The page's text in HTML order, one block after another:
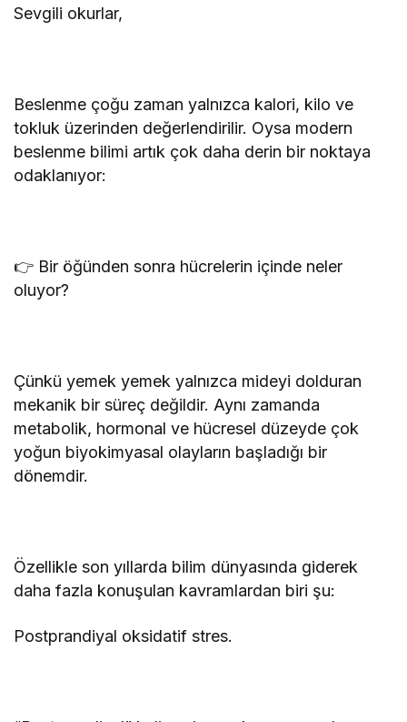
Sevgili okurlar,
Beslenme çoğu zaman yalnızca kalori, kilo ve
tokluk üzerinden değerlendirilir. Oysa modern
beslenme bilimi artık çok daha derin bir noktaya
odaklanıyor:
👉 Bir öğünden sonra hücrelerin içinde neler
oluyor?
Çünkü yemek yemek yalnızca mideyi dolduran
mekanik bir süreç değildir. Aynı zamanda
metabolik, hormonal ve hücresel düzeyde çok
yoğun biyokimyasal olayların başladığı bir
dönemdir.
Özellikle son yıllarda bilim dünyasında giderek
daha fazla konuşulan kavramlardan biri şu:
Postprandiyal oksidatif stres.